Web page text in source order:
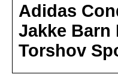
Adidas
Jakke Barn
Torshov